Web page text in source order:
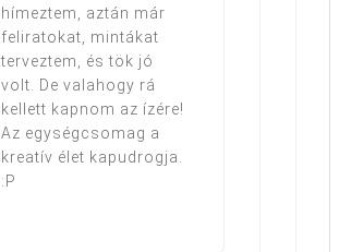
hímeztem, aztán már
feliratokat, mintákat
terveztem, és tök jó
volt. De valahogy rá
kellett kapnom az ízére!
Az egységcsomag a
kreatív élet kapudrogja.
:P